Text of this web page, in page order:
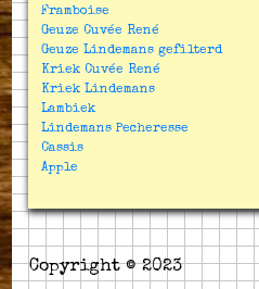
Framboise
Geuze Cuvée René
Geuze Lindemans gefilterd
Kriek Cuvée René
Kriek Lindemans
Lambiek
Lindemans Pecheresse
Cassis
Apple
Copyright © 2023